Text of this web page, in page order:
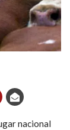
nacional